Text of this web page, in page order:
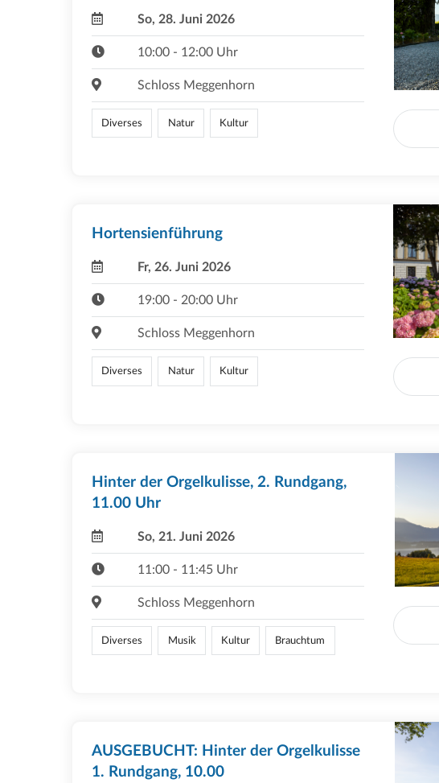
So, 28. Juni 2026
10:00 - 12:00 Uhr
Schloss Meggenhorn
Diverses Natur Kultur
Hortensienführung
Fr, 26. Juni 2026
19:00 - 20:00 Uhr
Schloss Meggenhorn
Diverses Natur Kultur
Hinter der Orgelkulisse, 2. Rundgang,
11.00 Uhr
So, 21. Juni 2026
11:00 - 11:45 Uhr
Schloss Meggenhorn
Diverses Musik Kultur Brauchtum
AUSGEBUCHT: Hinter der Orgelkulisse
1. Rundgang, 10.00